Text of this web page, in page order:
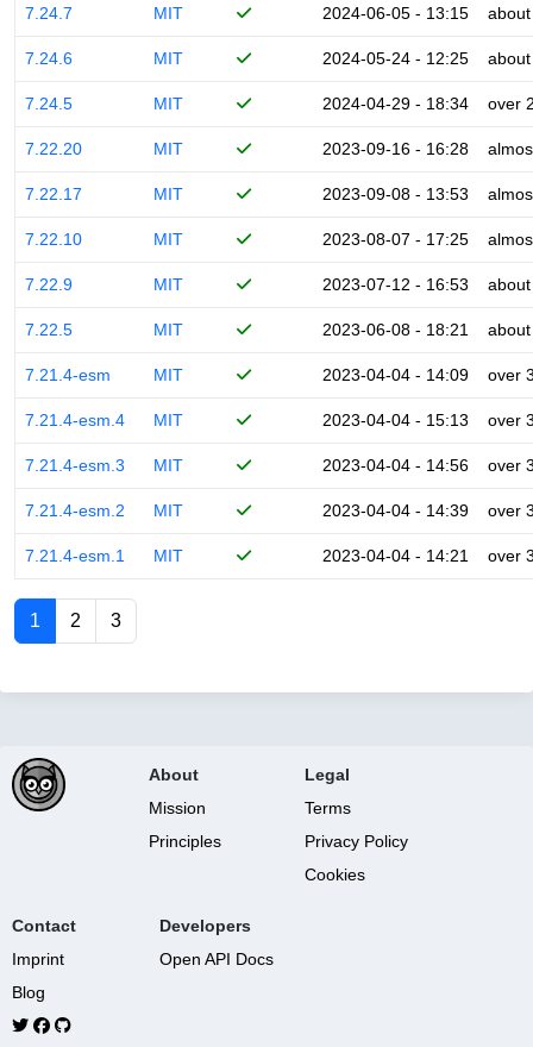
7.24.7 MIT 2024-06-05 - 13:15
7.24.6 MIT 2024-05-24 - 12:25
7.24.5 MIT 2024-04-29 - 18:34 over
7.22.20 MIT 2023-09-16 - 16:28
7.22.17 MIT 2023-09-08 - 13:53
7.22.10 MIT 2023-08-07 - 17:25
7.22.9 MIT 2023-07-12 - 16:53
7.22.5 MIT 2023-06-08 - 18:21
7.21.4-esm MIT 2023-04-04 - 14:09 over
7.21.4-esm.4 MIT 2023-04-04 - 15:13 over
7.21.4-esm.3 MIT 2023-04-04 - 14:56 over
7.21.4-esm.2 MIT 2023-04-04 - 14:39 over
7.21.4-esm.1 MIT 2023-04-04 - 14:21 over
1 2 3
About
Mission
Principles
Legal
Terms
Privacy Policy
Cookies
Contact
Imprint
Blog
Developers
Open API Docs